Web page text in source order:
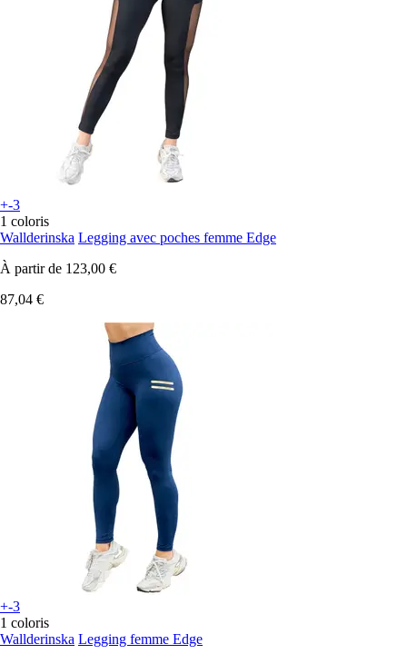
+-3
1 coloris
Wallderinska Legging avec poches femme Edge
À partir de 123,00 €
87,04 €
+-3
1 coloris
Wallderinska Legging femme Edge